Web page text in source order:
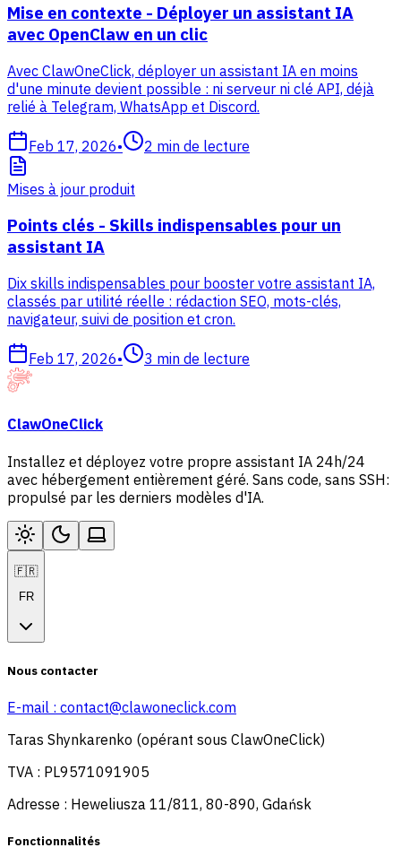
Mise en contexte - Déployer un assistant IA
avec OpenClaw en un clic
Avec ClawOneClick, déployer un assistant IA en moins
d'une minute devient possible : ni serveur ni clé API, déjà
relié à Telegram, WhatsApp et Discord.
Feb 17, 2026• 2 min de lecture
Mises à jour produit
Points clés - Skills indispensables pour un
assistant IA
Dix skills indispensables pour booster votre assistant IA,
classés par utilité réelle : rédaction SEO, mots-clés,
navigateur, suivi de position et cron.
Feb 17, 2026• 3 min de lecture
ClawOneClick
Installez et déployez votre propre assistant IA 24h/24
avec hébergement entièrement géré. Sans code, sans SSH:
propulsé par les derniers modèles d'IA.
🇫🇷
FR
Nous contacter
E-mail : contact@clawoneclick.com
Taras Shynkarenko (opérant sous ClawOneClick)
TVA : PL9571091905
Adresse : Heweliusza 11/811, 80-890, Gdańsk
Fonctionnalités